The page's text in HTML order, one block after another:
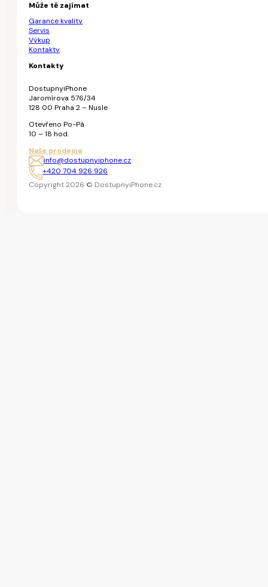
Může tě zajímat
Garance kvality
Servis
Výkup
Kontakty
Kontakty
DostupnyiPhone
Jaromírova 576/34
128 00 Praha 2 – Nusle
Otevřeno Po-Pá
10 – 18 hod.
Naše prodejna
info@dostupnyiphone.cz
+420 704 926 926
Copyright 2026 © DostupnyiPhone.cz